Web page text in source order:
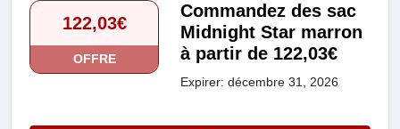
122,03€
OFFRE
Commandez des sac
Midnight Star marron
à partir de 122,03€
Expirer: décembre 31, 2026